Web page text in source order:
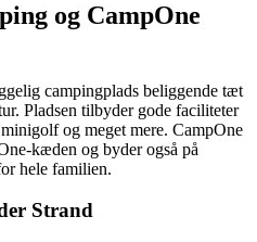
og CampOne
campingplads beliggende tæt
Pladsen tilbyder gode faciliteter
og meget mere. CampOne
kæden og byder også på
hele familien.
Strand